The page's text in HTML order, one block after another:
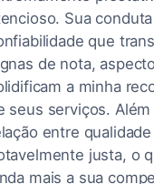
Sua
que
de nota,
a minha
seus serviços.
entre
justa, o
mais a sua